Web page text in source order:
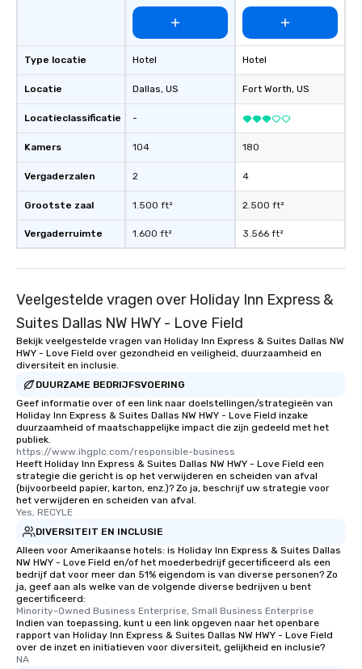
Type locatie
Locatie
Locatieclassificatie
Kamers
Vergaderzalen
Grootste zaal
Vergaderruimte
Hotel
Dallas, US
-
104
2
1.500 ft²
1.600 ft²
Hotel
Fort Worth, US
180
4
2.500 ft²
3.566 ft²
Veelgestelde vragen over Holiday Inn Express &
Suites Dallas NW HWY - Love Field
Bekijk veelgestelde vragen van Holiday Inn Express & Suites Dallas NW
HWY - Love Field over gezondheid en veiligheid, duurzaamheid en
diversiteit en inclusie.
DUURZAME BEDRIJFSVOERING
Geef informatie over of een link naar doelstellingen/strategieën van
Holiday Inn Express & Suites Dallas NW HWY - Love Field inzake
duurzaamheid of maatschappelijke impact die zijn gedeeld met het
publiek.
https://www.ihgplc.com/responsible-business
Heeft Holiday Inn Express & Suites Dallas NW HWY - Love Field een
strategie die gericht is op het verwijderen en scheiden van afval
(bijvoorbeeld papier, karton, enz.)? Zo ja, beschrijf uw strategie voor
het verwijderen en scheiden van afval.
Yes, RECYLE
DIVERSITEIT EN INCLUSIE
Alleen voor Amerikaanse hotels: is Holiday Inn Express & Suites Dallas
NW HWY - Love Field en/of het moederbedrijf gecertificeerd als een
bedrijf dat voor meer dan 51% eigendom is van diverse personen? Zo
ja, geef aan als welke van de volgende diverse bedrijven u bent
gecertificeerd:
Minority-Owned Business Enterprise, Small Business Enterprise
Indien van toepassing, kunt u een link opgeven naar het openbare
rapport van Holiday Inn Express & Suites Dallas NW HWY - Love Field
over de inzet en initiatieven voor diversiteit, gelijkheid en inclusie?
NA